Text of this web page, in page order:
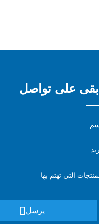
ابقى على تواصل
يرسل